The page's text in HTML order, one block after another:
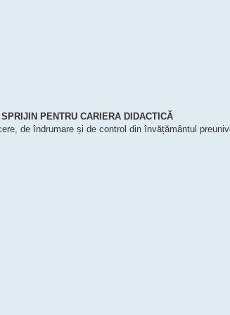
PENTRU CARIERA DIDACTICĂ
de îndrumare și de control din învățământul